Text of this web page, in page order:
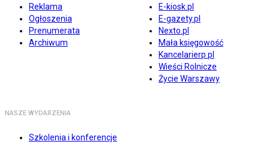
Reklama
Ogłoszenia
Prenumerata
Archiwum
E-kiosk.pl
E-gazety.pl
Nexto.pl
Mała księgowość
Kancelarierp.pl
Wieści Rolnicze
Życie Warszawy
NASZE WYDARZENIA
Szkolenia i konferencje